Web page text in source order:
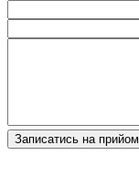
Записатись на прийом